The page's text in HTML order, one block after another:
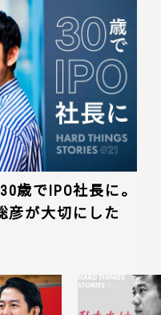
歳でIPO社長に。
彦が大切にした